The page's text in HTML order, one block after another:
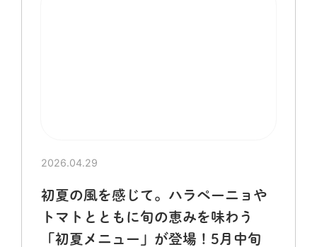
2026.04.29
初夏の風を感じて。ハラペーニョや
トマトとともに旬の恵みを味わう
「初夏メニュー」が登場！5月中旬